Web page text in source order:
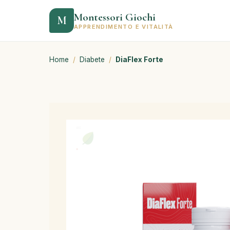
M Montessori Giochi
APPRENDIMENTO E VITALITÀ
Home / Diabete / DiaFlex Forte